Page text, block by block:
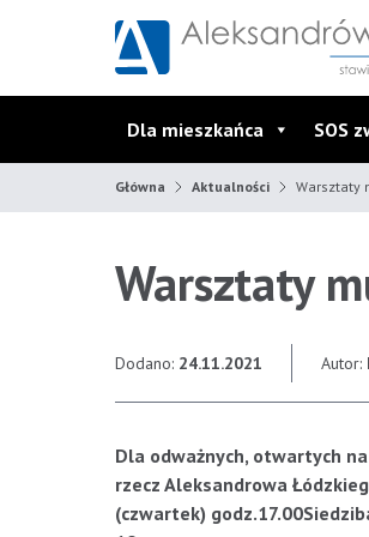
Dla mieszkańca SOS
Główna Aktualności Warsztaty
Warsztaty
Dodano: 24.11.2021 Autor:
Dla odważnych, otwartych
rzecz Aleksandrowa
(czwartek) godz.17.00